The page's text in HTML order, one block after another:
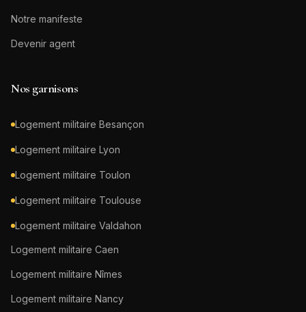
Notre manifeste
Devenir agent
Nos garnisons
Logement militaire Besançon
Logement militaire Lyon
Logement militaire Toulon
Logement militaire Toulouse
Logement militaire Valdahon
Logement militaire Caen
Logement militaire Nîmes
Logement militaire Nancy